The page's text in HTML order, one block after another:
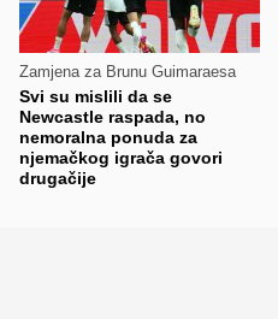
Zamjena za Brunu Guimaraesa
Svi su mislili da se
Newcastle raspada, no
nemoralna ponuda za
njemačkog igrača govori
drugačije